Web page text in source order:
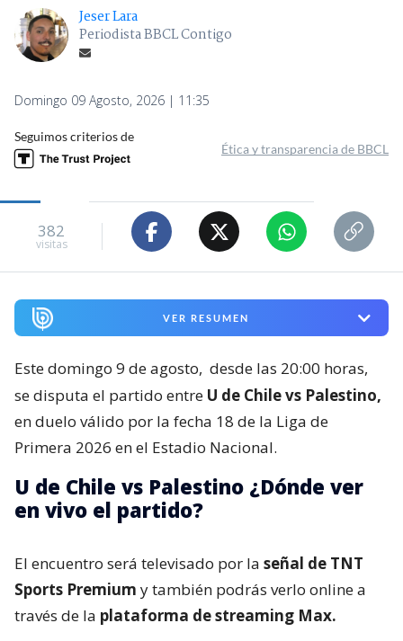
Jeser Lara
Periodista BBCL Contigo
Domingo 09 Agosto, 2026 | 11:35
Seguimos criterios de
Ética y transparencia de BBCL
382
visitas
VER RESUMEN
Este domingo 9 de agosto, desde las 20:00 horas,
se disputa el partido entre U de Chile vs Palestino,
en duelo válido por la fecha 18 de la Liga de
Primera 2026 en el Estadio Nacional.
U de Chile vs Palestino ¿Dónde ver
en vivo el partido?
El encuentro será televisado por la señal de TNT
Sports Premium y también podrás verlo online a
través de la plataforma de streaming Max.